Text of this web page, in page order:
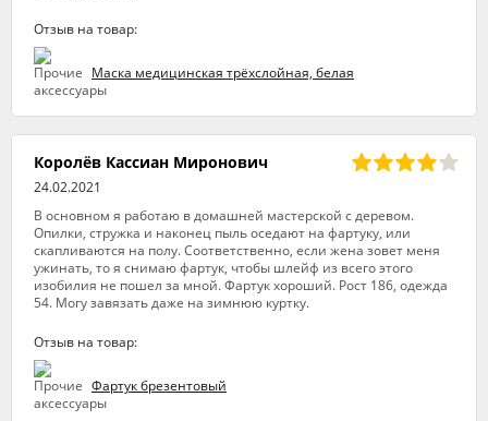
Отзыв на товар:
Маска медицинская трёхслойная, белая
Королёв Кассиан Миронович
24.02.2021
В основном я работаю в домашней мастерской с деревом.
Опилки, стружка и наконец пыль оседают на фартуку, или
скапливаются на полу. Соответственно, если жена зовет меня
ужинать, то я снимаю фартук, чтобы шлейф из всего этого
изобилия не пошел за мной. Фартук хороший. Рост 186, одежда
54. Могу завязать даже на зимнюю куртку.
Отзыв на товар:
Фартук брезентовый